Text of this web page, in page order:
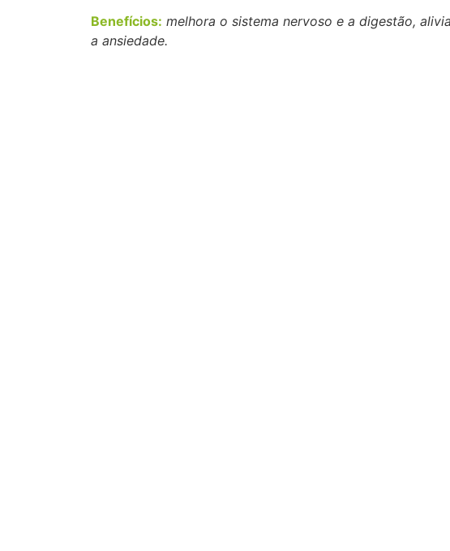
Benefícios: melhora o sistema nervoso e a digestão,
a ansiedade.